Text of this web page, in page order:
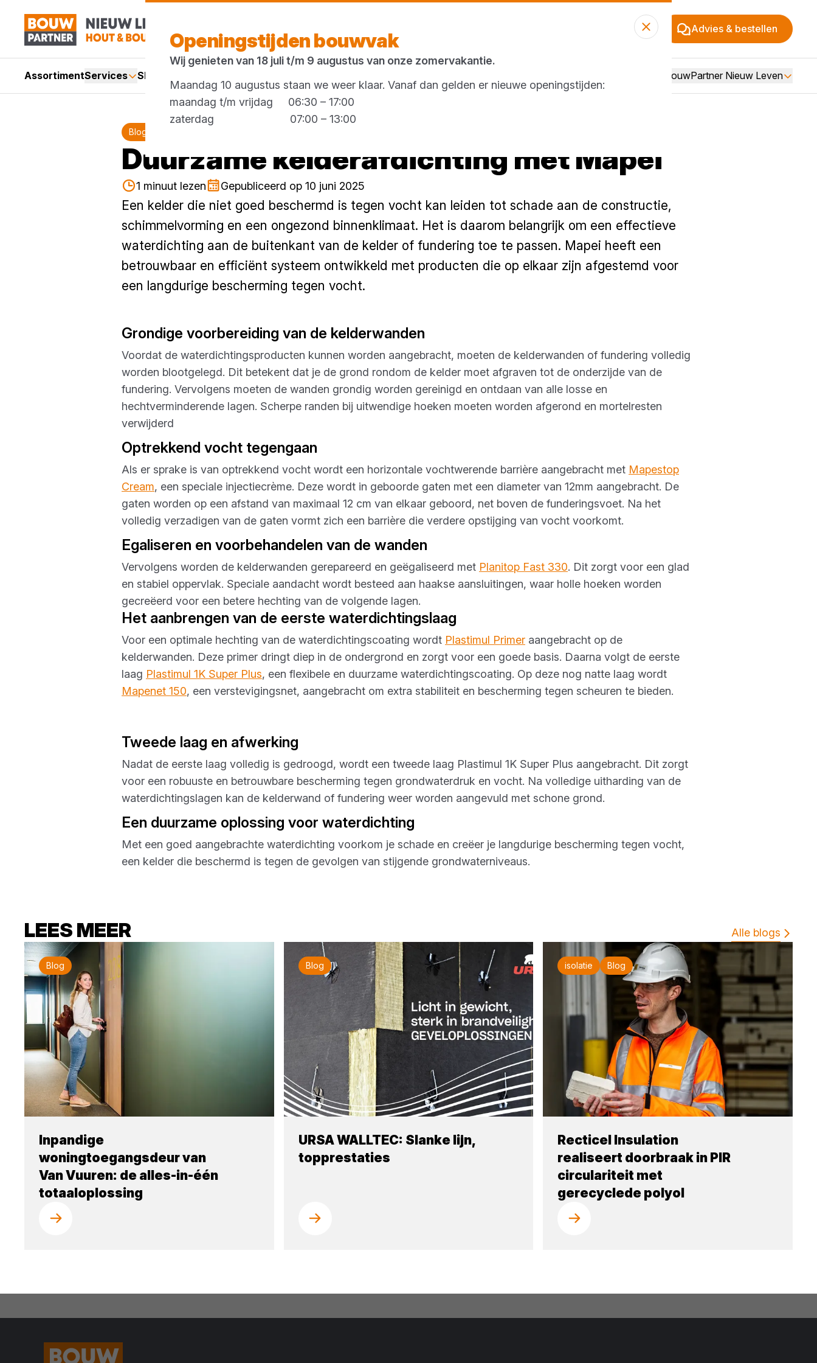
Advies & bestellen
AssortimentServices Showroom Over BouwPartner Nieuw Leven
Blog
Duurzame kelderafdichting met Mapei
1 minuut lezen Gepubliceerd op 10 juni 2025
Een kelder die niet goed beschermd is tegen vocht kan leiden tot schade aan de constructie,
schimmelvorming en een ongezond binnenklimaat. Het is daarom belangrijk om een effectieve
waterdichting aan de buitenkant van de kelder of fundering toe te passen. Mapei heeft een
betrouwbaar en efficiënt systeem ontwikkeld met producten die op elkaar zijn afgestemd voor
een langdurige bescherming tegen vocht.
Grondige voorbereiding van de kelderwanden
Voordat de waterdichtingsproducten kunnen worden aangebracht, moeten de kelderwanden of fundering volledig
worden blootgelegd. Dit betekent dat je de grond rondom de kelder moet afgraven tot de onderzijde van de
fundering. Vervolgens moeten de wanden grondig worden gereinigd en ontdaan van alle losse en
hechtverminderende lagen. Scherpe randen bij uitwendige hoeken moeten worden afgerond en mortelresten
verwijderd
Optrekkend vocht tegengaan
Als er sprake is van optrekkend vocht wordt een horizontale vochtwerende barrière aangebracht met Mapestop
Cream, een speciale injectiecrème. Deze wordt in geboorde gaten met een diameter van 12mm aangebracht. De
gaten worden op een afstand van maximaal 12 cm van elkaar geboord, net boven de funderingsvoet. Na het
volledig verzadigen van de gaten vormt zich een barrière die verdere opstijging van vocht voorkomt.
Egaliseren en voorbehandelen van de wanden
Vervolgens worden de kelderwanden gerepareerd en geëgaliseerd met Planitop Fast 330. Dit zorgt voor een glad
en stabiel oppervlak. Speciale aandacht wordt besteed aan haakse aansluitingen, waar holle hoeken worden
gecreëerd voor een betere hechting van de volgende lagen.
Het aanbrengen van de eerste waterdichtingslaag
Voor een optimale hechting van de waterdichtingscoating wordt Plastimul Primer aangebracht op de
kelderwanden. Deze primer dringt diep in de ondergrond en zorgt voor een goede basis. Daarna volgt de eerste
laag Plastimul 1K Super Plus, een flexibele en duurzame waterdichtingscoating. Op deze nog natte laag wordt
Mapenet 150, een verstevigingsnet, aangebracht om extra stabiliteit en bescherming tegen scheuren te bieden.
Tweede laag en afwerking
Nadat de eerste laag volledig is gedroogd, wordt een tweede laag Plastimul 1K Super Plus aangebracht. Dit zorgt
voor een robuuste en betrouwbare bescherming tegen grondwaterdruk en vocht. Na volledige uitharding van de
waterdichtingslagen kan de kelderwand of fundering weer worden aangevuld met schone grond.
Een duurzame oplossing voor waterdichting
Met een goed aangebrachte waterdichting voorkom je schade en creëer je langdurige bescherming tegen vocht,
een kelder die beschermd is tegen de gevolgen van stijgende grondwaterniveaus.
LEES MEER Alle blogs
Blog
Inpandige
woningtoegangsdeur van
Van Vuuren: de alles-in-één
totaaloplossing
Blog
URSA WALLTEC: Slanke lijn,
topprestaties
isolatie Blog
Recticel Insulation
realiseert doorbraak in PIR
circulariteit met
gerecyclede polyol
Openingstijden bouwvak
Wij genieten van 18 juli t/m 9 augustus van onze zomervakantie.
Maandag 10 augustus staan we weer klaar. Vanaf dan gelden er nieuwe openingstijden:
maandag t/m vrijdag 06:30 – 17:00
zaterdag 07:00 – 13:00